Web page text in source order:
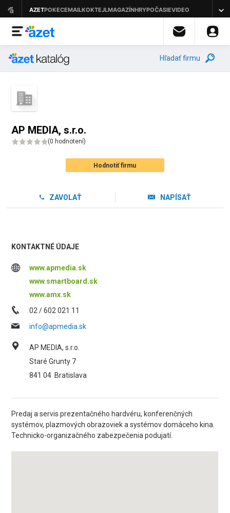
Hľadať firmu
AP MEDIA, s.r.o.
(0 hodnotení)
Hodnotiť firmu
ZAVOLAŤ NAPÍSAŤ
KONTAKTNÉ ÚDAJE
www.apmedia.sk
www.smartboard.sk
www.amx.sk
02 / 602 021 11
info@apmedia.sk
AP MEDIA, s.r.o.
Staré Grunty 7
841 04 Bratislava
Predaj a servis prezentačného hardvéru, konferenčných
systémov, plazmových obrazoviek a systémov domáceho kina.
Technicko-organizačného zabezpečenia podujatí.